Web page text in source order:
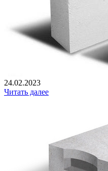
24.02.2023
Читать далее